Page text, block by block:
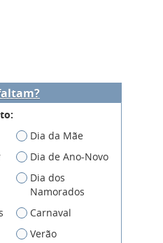
Dia da Mãe
Dia de Ano-Novo
Dia dos
Namorados
Carnaval
Verão